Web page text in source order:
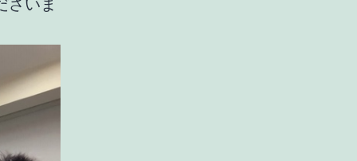
さいま